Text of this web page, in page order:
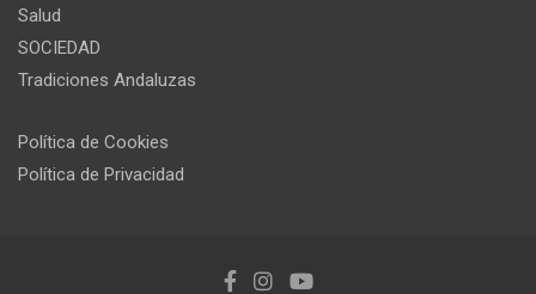
Salud
SOCIEDAD
Tradiciones Andaluzas
Política de Cookies
Política de Privacidad